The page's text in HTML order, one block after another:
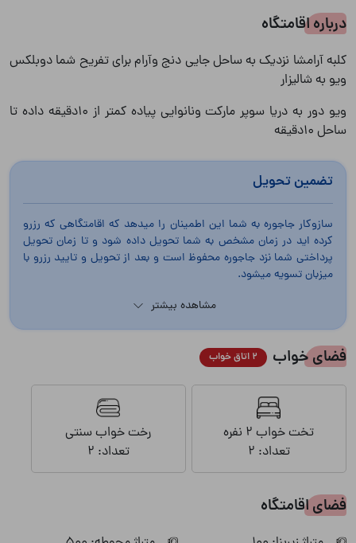
درباره اقامتگاه
کلبه آرامشا نزدیک به ساحل جایی دنج وآرام برای تفریح شما دوبلکس
ویو به شالیزار
ویو دور به دریا سوپر مارکت ونانوایی پیاده کمتر از 10دقیقه داده تا
ساحل 10دقیقه
تضمین تحویل
سازوکار جاجوره به شما این اطمینان را میدهد که اقامتگاهی که رزرو
کرده اید در زمان مشخص به شما تحویل داده شود و تا زمان تحویل
پرداختی شما نزد جاجوره محفوظ است و بعد از تحویل و تایید رزرو با
میزبان تسویه میشود.
مشاهده بیشتر
فضای خواب 2 اتاق خواب
تخت خواب 2 نفره
تعداد: 2
رخت خواب سنتی
تعداد: 2
فضای اقامتگاه